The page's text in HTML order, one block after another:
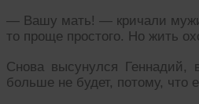
— Вашу мать! — кричали
то проще простого. Но жить
Снова высунулся Геннадий,
больше не будет, потому, что